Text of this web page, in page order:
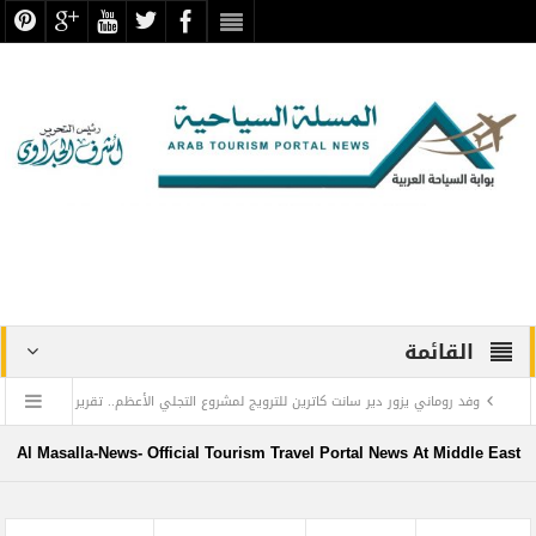
القائمة
وفد روماني يزور دير سانت كاترين للترويج لمشروع التجلي الأعظم.. تقرير
أثري
Al Masalla-News- Official Tourism Travel Portal News At Middle East